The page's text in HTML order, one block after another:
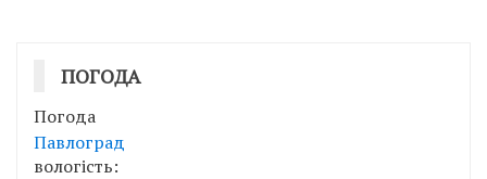
ПОГОДА
Погода
Павлоград
вологість: